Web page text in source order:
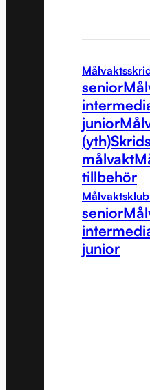
senior
junior
(yth)
målvakt
tillbehör
senior
junior